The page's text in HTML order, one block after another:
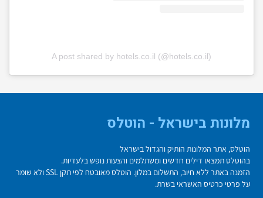
A post shared by hotels.co.il (@hotels.co.il)
מלונות בישראל - הוטלס
הוטלס, אתר המלונות הותיק והגדול בישראל
בהוטלס תמצאו דילים חדשים ומשתלמים והצעות נופש בלעדיות.
הזמנה באתר ללא חיוב, התשלום במלון. הוטלס מאובטח לפי תקן SSL ולא שומר
על פרטי כרטיס האשראי בשרת.